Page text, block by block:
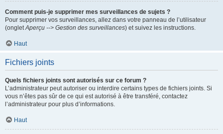
Comment puis-je supprimer mes surveillances de sujets ?
Pour supprimer vos surveillances, allez dans votre panneau de l’utilisateur
(ongletAperçu --> Gestion des surveillances) et suivez les instructions.
Haut
Fichiers joints
Quels fichiers joints sont autorisés sur ce forum ?
L’administrateur peut autoriser ou interdire certains types de fichiers joints. Si
vous n’êtes pas sûr de ce qui est autorisé à être transféré, contactez
l’administrateur pour plus d’informations.
Haut